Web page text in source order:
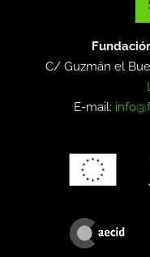
C/ Guzmán el
E-mail: